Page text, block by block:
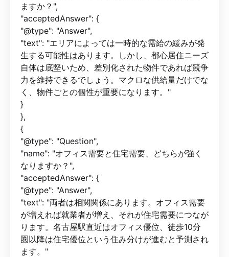
ますか？",
"acceptedAnswer": {
"@type": "Answer",
"text": "エリアによっては一時的な需給の緩みが発
生する可能性はあります。しかし、都心居住ニーズ
自体は底堅いため、差別化された物件であれば競争
力を維持できるでしょう。マクロな供給量だけでな
く、物件ごとの個性が重要になります。"
}
},
{
"@type": "Question",
"name": "オフィス需要と住宅需要、どちらが強く
なりますか？",
"acceptedAnswer": {
"@type": "Answer",
"text": "両者は相関関係にあります。オフィス需要
が増えれば就業者が増え、それが住宅需要につなが
ります。名古屋駅直近はオフィス優位、徒歩10分
圏以降は住宅優位という住み分けが進むと予測され
ます。"